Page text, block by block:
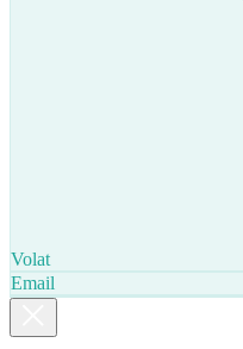
Volat
Email